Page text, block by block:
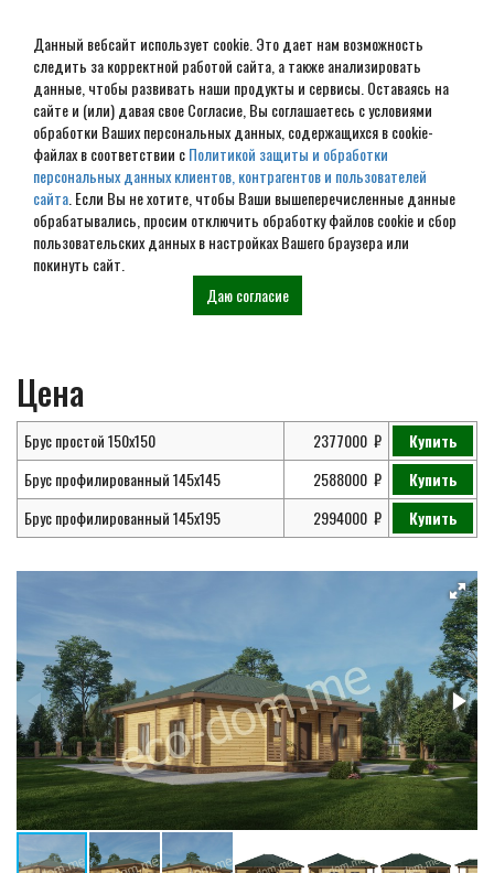
Данный вебсайт использует cookie. Это дает нам возможность
следить за корректной работой сайта, а также анализировать
данные, чтобы развивать наши продукты и сервисы. Оставаясь на
сайте и (или) давая свое Согласие, Вы соглашаетесь с условиями
обработки Ваших персональных данных, содержащихся в cookie-
файлах в соответствии сПолитикой защиты и обработки
персональных данных клиентов, контрагентов и пользователей
сайта . Если Вы не хотите, чтобы Ваши вышеперечисленные данные
обрабатывались, просим отключить обработку файлов cookie и сбор
пользовательских данных в настройках Вашего браузера или
покинуть сайт.
Даю согласие
Проект элитного дома из
бруса № ЭД-141
Главная Проекты
Элитные дома из
Проект элитного дома №
Цена
Брус простой 150х150 2377000
Купить
Брус профилированный 145х145
2588000
Купить
Брус профилированный 145х195
2994000 Купить